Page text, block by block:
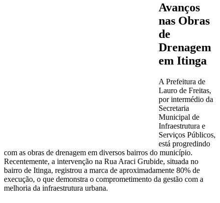
Avanços
nas Obras
de
Drenagem
em Itinga
A Prefeitura de
Lauro de Freitas,
por intermédio da
Secretaria
Municipal de
Infraestrutura e
Serviços Públicos,
está progredindo
com as obras de drenagem em diversos bairros do município.
Recentemente, a intervenção na Rua Araci Grubide, situada no
bairro de Itinga, registrou a marca de aproximadamente 80% de
execução, o que demonstra o comprometimento da gestão com a
melhoria da infraestrutura urbana.